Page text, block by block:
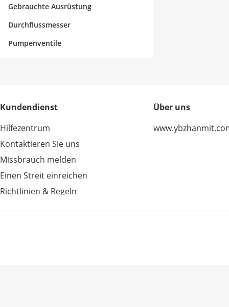
Gebrauchte Ausrüstung
Durchflussmesser
Pumpenventile
Kundendienst
Hilfezentrum
Kontaktieren Sie uns
Missbrauch melden
Einen Streit einreichen
Richtlinien & Regeln
Über uns